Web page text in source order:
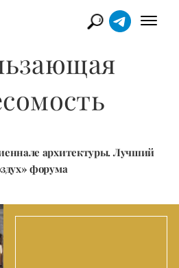
архитектуры. Лучший
форума